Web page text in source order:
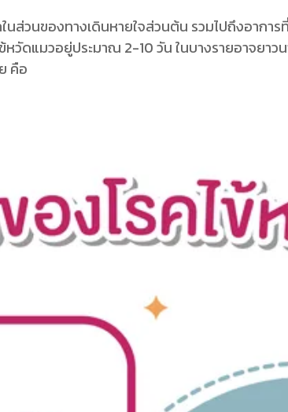
วนของทางเดินหายใจส่วนต้น รวมไปถึงอาการ
หวัดแมวอยู่ประมาณ 2-10 วัน ในบางรายอาจยา
คือ